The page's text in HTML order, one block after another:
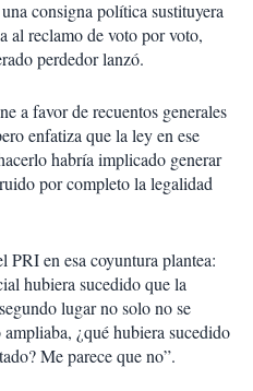
consigna política sustituyera
al reclamo de voto por voto,
perdedor lanzó.
a favor de recuentos generales
enfatiza que la ley en ese
habría implicado generar
por completo la legalidad
PRI en esa coyuntura plantea:
hubiera sucedido que la
lugar no solo no se
¿qué hubiera sucedido
Me parece que no”.